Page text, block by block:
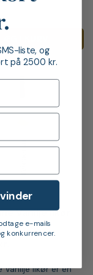
Vanilje likør
Vanilje likør er en
liste, og
på 2500 kr.
e-mails
konkurrencer.